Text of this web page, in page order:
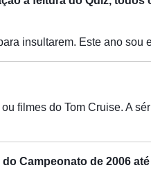
insultarem. Este ano sou
filmes do Tom Cruise. A
Campeonato de 2006 até